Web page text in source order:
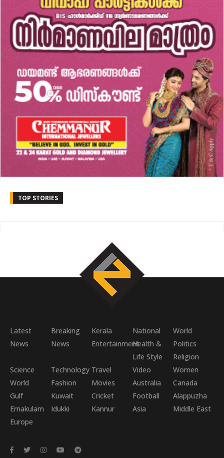
TOP STORIES
Latest
News
Breaking
News
Kerala National
World
EntertainmentHealth &
Life Style
Politics
Religion
Science
World
Technology Travel Video
Women
Fashion
Movies Australia
Canada
Gulf
Kuwait Cricket Football
Alappuzha
Ernakulam
Idukki Kannur Asia
Middle East
Europe